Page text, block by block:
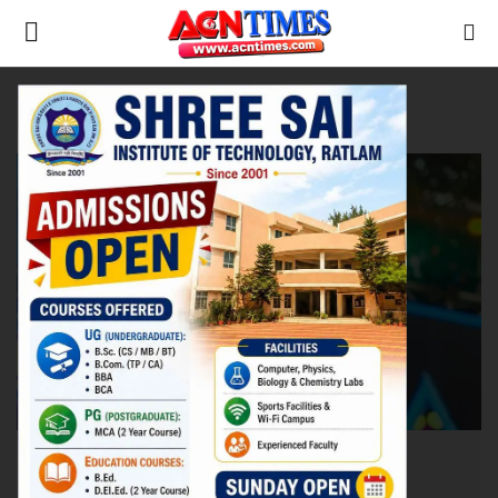
Home
Contact
नीर_का_तीर
मध्यप्रदेश
देश
विदेश
उत्तर प्रदेश
Tag:A. R. Rahman
गेस्ट रिपोर्टर